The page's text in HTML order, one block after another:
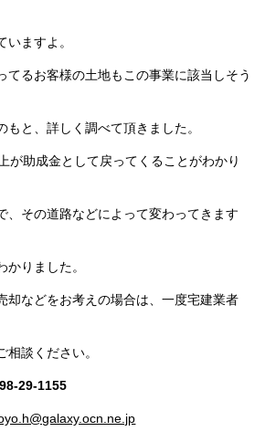
いますよ。
てるお客様の土地もこの事業に該当しそう
もと、詳しく調べて頂きました。
が助成金として戻ってくることがわかり
、その道路などによって変わってきます
かりました。
却などをお考えの場合は、一度宅建業者
相談ください。
29-1155